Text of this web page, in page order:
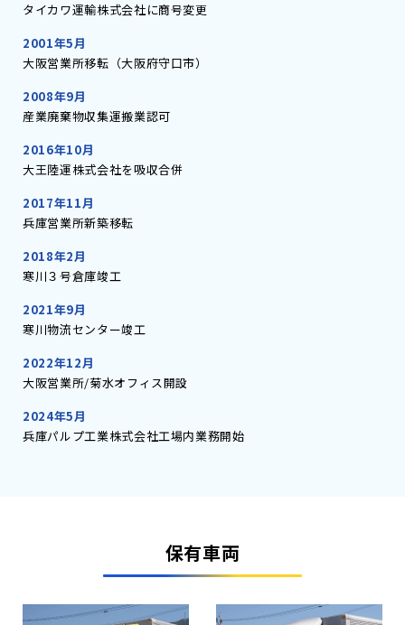
タイカワ運輸株式会社に商号変更
2001年5月
大阪営業所移転（大阪府守口市）
2008年9月
産業廃棄物収集運搬業認可
2016年10月
大王陸運株式会社を吸収合併
2017年11月
兵庫営業所新築移転
2018年2月
寒川３号倉庫竣工
2021年9月
寒川物流センター竣工
2022年12月
大阪営業所/菊水オフィス開設
2024年5月
兵庫パルプ工業株式会社工場内業務開始
保有車両